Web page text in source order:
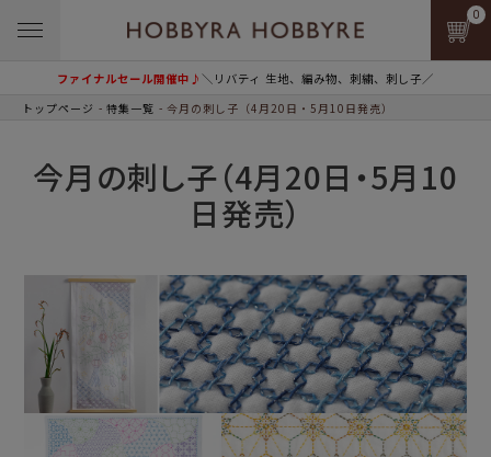
ファイナルセール開催中♪＼リバティ 生地、編み物、刺繍、刺し子／
0
トップページ 特集一覧 今月の刺し子（4月20日・5月10日発売）
今月の刺し子（4月20日・5月10
日発売）